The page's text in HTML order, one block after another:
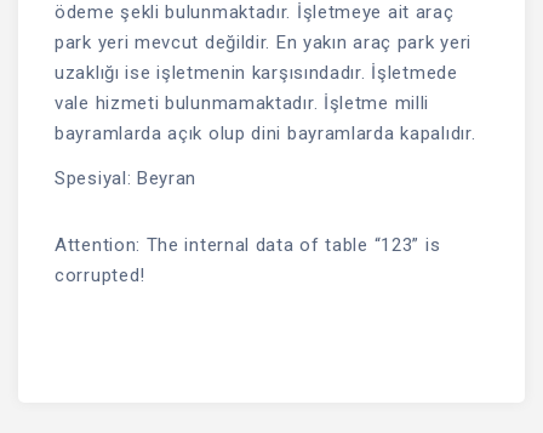
ödeme şekli bulunmaktadır. İşletmeye ait araç
park yeri mevcut değildir. En yakın araç park yeri
uzaklığı ise işletmenin karşısındadır. İşletmede
vale hizmeti bulunmamaktadır. İşletme milli
bayramlarda açık olup dini bayramlarda kapalıdır.
Spesiyal: Beyran
Attention: The internal data of table “123” is
corrupted!